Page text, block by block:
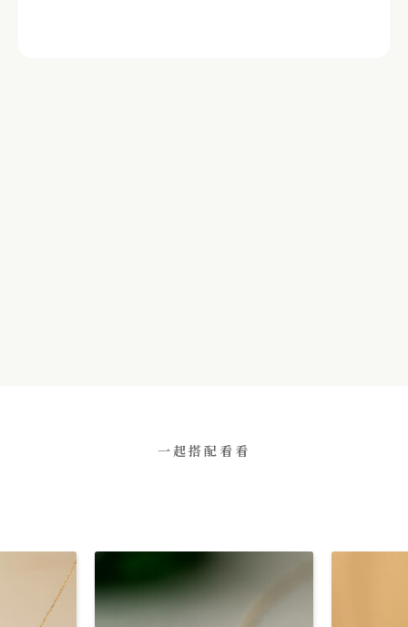
一起搭配看看